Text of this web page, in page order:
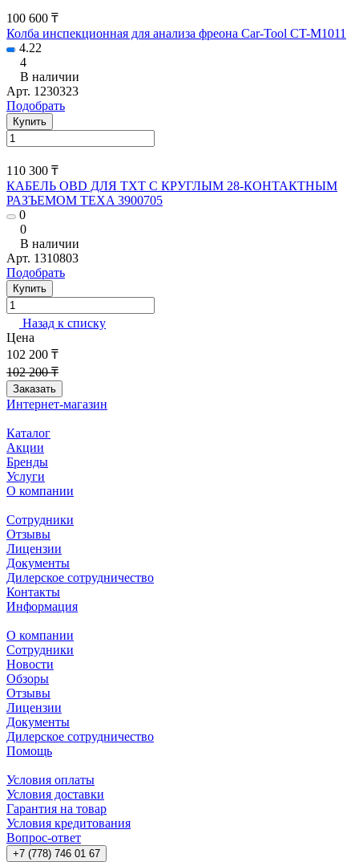
100 600 ₸
Колба инспекционная для анализа фреона Car-Tool CT-M1011
4.22
4
В наличии
Арт. 1230323
Подобрать
Купить
110 300 ₸
КАБЕЛЬ OBD ДЛЯ TXT С КРУГЛЫМ 28-КОНТАКТНЫМ
РАЗЪЕМОМ TEXA 3900705
0
0
В наличии
Арт. 1310803
Подобрать
Купить
Назад к списку
Цена
102 200 ₸
102 200 ₸
Заказать
Интернет-магазин
Каталог
Акции
Бренды
Услуги
О компании
Сотрудники
Отзывы
Лицензии
Документы
Дилерское сотрудничество
Контакты
Информация
О компании
Сотрудники
Новости
Обзоры
Отзывы
Лицензии
Документы
Дилерское сотрудничество
Помощь
Условия оплаты
Условия доставки
Гарантия на товар
Условия кредитования
Вопрос-ответ
+7 (778) 746 01 67